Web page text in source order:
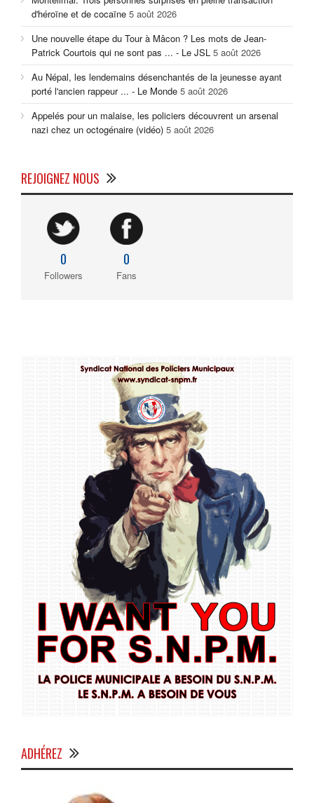
d'héroïne et de cocaïne 5 août 2026
Une nouvelle étape du Tour à Mâcon ? Les mots de Jean-
Patrick Courtois qui ne sont pas ... - Le JSL 5 août 2026
Au Népal, les lendemains désenchantés de la jeunesse ayant
porté l'ancien rappeur ... - Le Monde 5 août 2026
Appelés pour un malaise, les policiers découvrent un arsenal
nazi chez un octogénaire (vidéo) 5 août 2026
REJOIGNEZ NOUS
0
Followers
0
Fans
ADHÉREZ